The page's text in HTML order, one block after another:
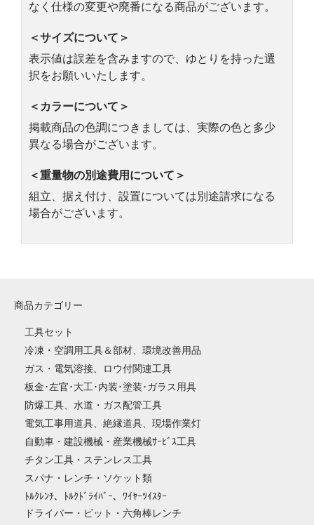
なく仕様の変更や廃番になる商品がございます。
＜サイズについて＞
表示値は誤差を含みますので、ゆとりを持った選
択をお願いいたします。
＜カラーについて＞
掲載商品の色調につきましては、実際の色と多少
異なる場合がございます。
＜重量物の別途費用について＞
組立、据え付け、設置については別途請求になる
場合がございます。
商品カテゴリー
工具セット
冷凍・空調用工具＆部材、環境改善用品
ガス・電気溶接、ロウ付関連工具
板金･左官･大工･内装･塗装･ガラス用具
防爆工具、水道・ガス配管工具
電気工事用道具、絶縁道具、現場作業灯
自動車・建設機械・産業機械ｻｰﾋﾞｽ工具
チタン工具・ステンレス工具
スパナ・レンチ・ソケット類
ﾄﾙｸﾚﾝﾁ、ﾄﾙｸﾄﾞﾗｲﾊﾞｰ、ﾜｲﾔｰﾂｲｽﾀｰ
ドライバー・ビット・六角棒レンチ